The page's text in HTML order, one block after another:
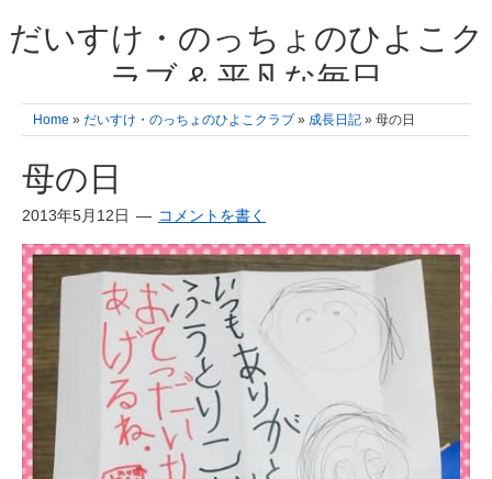
だいすけ・のっちょのひよこク
ラブ & 平凡な毎日
我が家の3人のひよこ成長日記と雑記 何十年後かに、大きくなったひよ
こ達とこの成長記を読み返すことを夢見て。& 3児ママの平凡日記 日々
Home » だいすけ・のっちょのひよこクラブ » 成長日記 » 母の日
母の日
2013年5月12日 コメントを書く